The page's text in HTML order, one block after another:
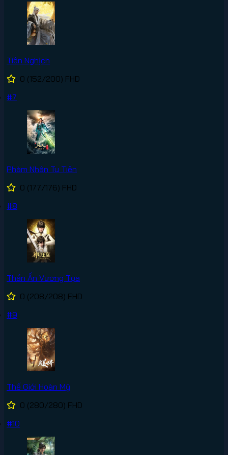
Tiên Nghịch
0 (152/200) FHD
#7
Phàm Nhân Tu Tiên
0 (177/176) FHD
#8
Thần Ấn Vương Tọa
0 (208/208) FHD
#9
Thế Giới Hoàn Mỹ
0 (280/280) FHD
#10